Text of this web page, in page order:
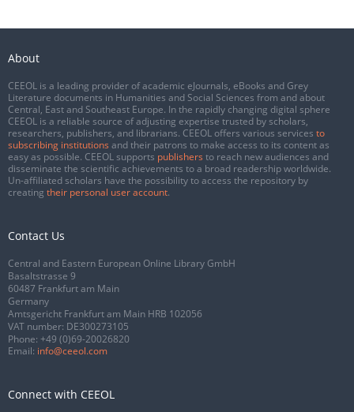
About
CEEOL is a leading provider of academic eJournals, eBooks and Grey
Literature documents in Humanities and Social Sciences from and about
Central, East and Southeast Europe. In the rapidly changing digital sphere
CEEOL is a reliable source of adjusting expertise trusted by scholars,
researchers, publishers, and librarians. CEEOL offers various services to
subscribing institutions and their patrons to make access to its content as
easy as possible. CEEOL supports publishers to reach new audiences and
disseminate the scientific achievements to a broad readership worldwide.
Un-affiliated scholars have the possibility to access the repository by
creating their personal user account.
Contact Us
Central and Eastern European Online Library GmbH
Basaltstrasse 9
60487 Frankfurt am Main
Germany
Amtsgericht Frankfurt am Main HRB 102056
VAT number: DE300273105
Phone: +49 (0)69-20026820
Email: info@ceeol.com
Connect with CEEOL